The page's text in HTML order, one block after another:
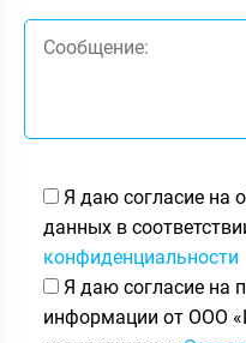
Я даю согласие на
данных в
конфиденциальности
Я даю согласие на
информации от ООО